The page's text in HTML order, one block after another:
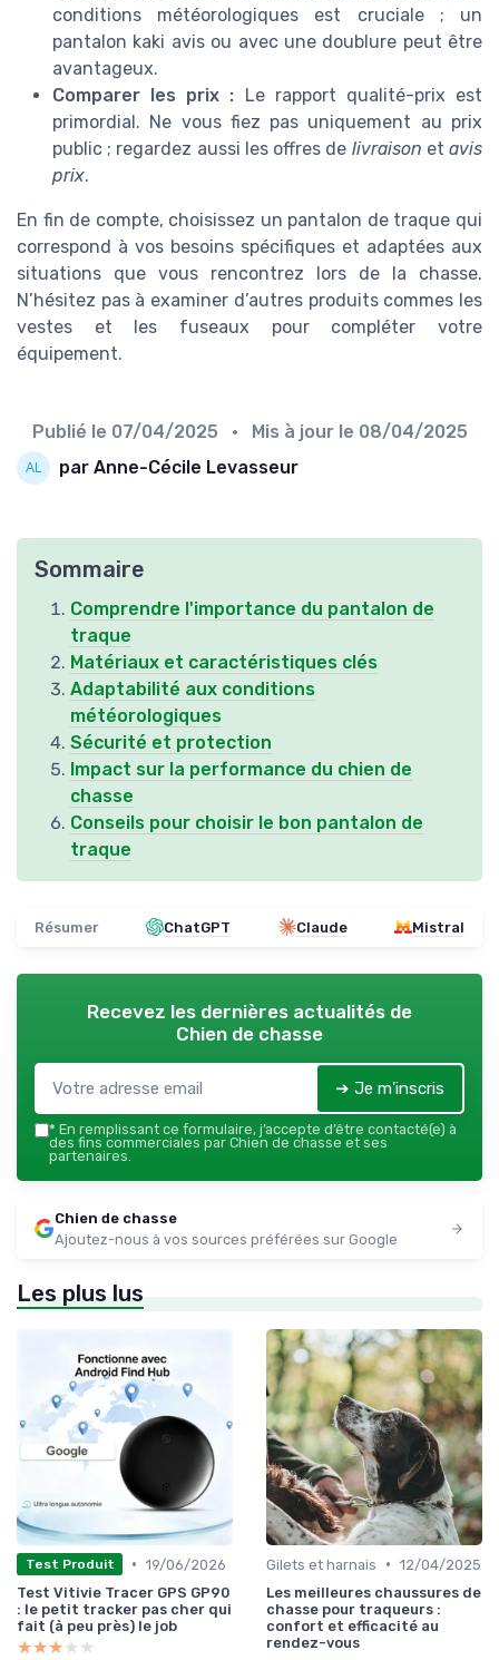
conditions météorologiques est cruciale ; un
pantalon kaki avis ou avec une doublure peut être
avantageux.
Comparer les prix : Le rapport qualité-prix est
primordial. Ne vous fiez pas uniquement au prix
public ; regardez aussi les offres de livraison etavis
prix.
En fin de compte, choisissez un pantalon de traque qui
correspond à vos besoins spécifiques et adaptées aux
situations que vous rencontrez lors de la chasse.
N’hésitez pas à examiner d’autres produits commes les
vestes et les fuseaux pour compléter votre
équipement.
Publié le 07/04/2025 • Mis à jour le 08/04/2025
par Anne-Cécile Levasseur
Sommaire
Comprendre l'importance du pantalon de
traque
Matériaux et caractéristiques clés
Adaptabilité aux conditions
météorologiques
Sécurité et protection
Impact sur la performance du chien de
chasse
Conseils pour choisir le bon pantalon de
traque
Résumer ChatGPT Claude Mistral
Recevez les dernières actualités de
Chien de chasse
➔ Je m'inscris
* En remplissant ce formulaire, j’accepte d’être contacté(e) à
des fins commerciales par Chien de chasse et ses
partenaires.
Chien de chasse
Ajoutez-nous à vos sources préférées sur Google
Les plus lus
Test Produit • 19/06/2026
Test Vitivie Tracer GPS GP90
: le petit tracker pas cher qui
fait (à peu près) le job
★★★★★
★★★★★
Gilets et harnais • 12/04/2025
Les meilleures chaussures de
chasse pour traqueurs :
confort et efficacité au
rendez-vous